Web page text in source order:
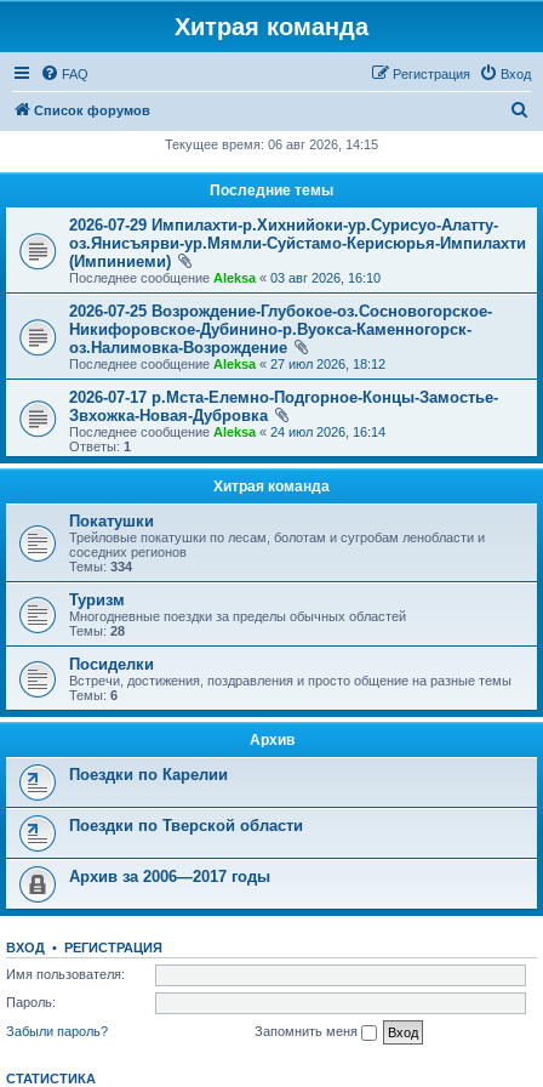
Хитрая команда
FAQ Вход
Регистрация
Список форумов
Текущее время: 06 авг 2026, 14:15
Последние темы
2026-07-29 Импилахти-р.Хихнийоки-ур.Сурисуо-Алатту-
оз.Янисъярви-ур.Мямли-Суйстамо-Керисюрья-Импилахти
(Импиниеми)
Последнее сообщение Aleksa « 03 авг 2026, 16:10
2026-07-25 Возрождение-Глубокое-оз.Сосновогорское-
Никифоровское-Дубинино-р.Вуокса-Каменногорск-
оз.Налимовка-Возрождение
Последнее сообщение Aleksa « 27 июл 2026, 18:12
2026-07-17 р.Мста-Елемно-Подгорное-Концы-Замостье-
Звхожка-Новая-Дубровка
Последнее сообщение Aleksa « 24 июл 2026, 16:14
Ответы: 1
Хитрая команда
Покатушки
Трейловые покатушки по лесам, болотам и сугробам ленобласти и
соседних регионов
Темы: 334
Туризм
Многодневные поездки за пределы обычных областей
Темы: 28
Посиделки
Встречи, достижения, поздравления и просто общение на разные темы
Темы: 6
Архив
Поездки по Карелии
Поездки по Тверской области
Архив за 2006—2017 годы
ВХОД • РЕГИСТРАЦИЯ
Имя пользователя:
Пароль:
Забыли пароль?
Запомнить меня
СТАТИСТИКА